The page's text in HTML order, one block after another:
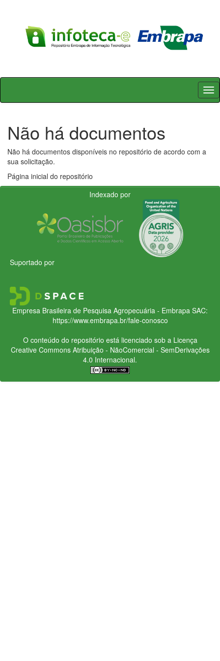
Skip
Não há documentos
Não há documentos disponíveis no repositório de acordo com a
sua solicitação.
Página inicial do repositório
Indexado por
Suportado por
Empresa Brasileira de Pesquisa Agropecuária - Embrapa SAC:
https://www.embrapa.br/fale-conosco
O conteúdo do repositório está licenciado sob a Licença
Creative CommonsAtribuição - NãoComercial - SemDerivações
4.0 Internacional.